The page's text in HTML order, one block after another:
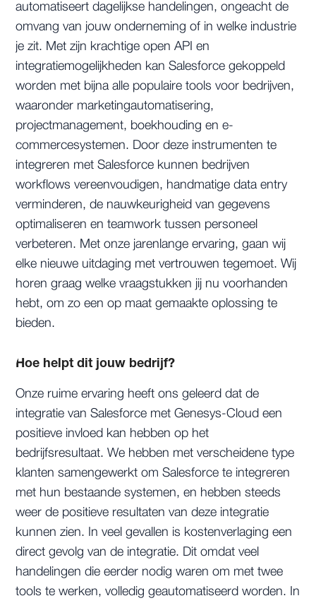
automatiseert dagelijkse handelingen, ongeacht de
omvang van jouw onderneming of in welke industrie
je zit. Met zijn krachtige open API en
integratiemogelijkheden kan Salesforce gekoppeld
worden met bijna alle populaire tools voor bedrijven,
waaronder marketingautomatisering,
projectmanagement, boekhouding en e-
commercesystemen. Door deze instrumenten te
integreren met Salesforce kunnen bedrijven
workflows vereenvoudigen, handmatige data entry
verminderen, de nauwkeurigheid van gegevens
optimaliseren en teamwork tussen personeel
verbeteren. Met onze jarenlange ervaring, gaan wij
elke nieuwe uitdaging met vertrouwen tegemoet. Wij
horen graag welke vraagstukken jij nu voorhanden
hebt, om zo een op maat gemaakte oplossing te
bieden.
Hoe helpt dit jouw bedrijf?
Onze ruime ervaring heeft ons geleerd dat de
integratie van Salesforce met Genesys-Cloud een
positieve invloed kan hebben op het
bedrijfsresultaat. We hebben met verscheidene type
klanten samengewerkt om Salesforce te integreren
met hun bestaande systemen, en hebben steeds
weer de positieve resultaten van deze integratie
kunnen zien. In veel gevallen is kostenverlaging een
direct gevolg van de integratie. Dit omdat veel
handelingen die eerder nodig waren om met twee
tools te werken, volledig geautomatiseerd worden. In